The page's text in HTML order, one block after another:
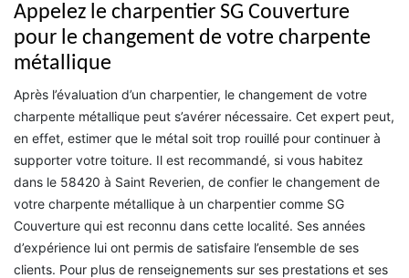
Appelez le charpentier SG Couverture
pour le changement de votre charpente
métallique
Après l’évaluation d’un charpentier, le changement de votre
charpente métallique peut s’avérer nécessaire. Cet expert peut,
en effet, estimer que le métal soit trop rouillé pour continuer à
supporter votre toiture. Il est recommandé, si vous habitez
dans le 58420 à Saint Reverien, de confier le changement de
votre charpente métallique à un charpentier comme SG
Couverture qui est reconnu dans cette localité. Ses années
d’expérience lui ont permis de satisfaire l’ensemble de ses
clients. Pour plus de renseignements sur ses prestations et ses